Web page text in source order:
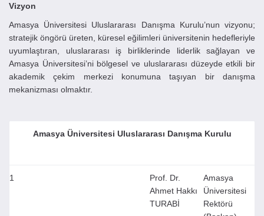
Vizyon
Amasya Üniversitesi Uluslararası Danışma Kurulu’nun vizyonu;
stratejik öngörü üreten, küresel eğilimleri üniversitenin hedefleriyle
uyumlaştıran, uluslararası iş birliklerinde liderlik sağlayan ve
Amasya Üniversitesi’ni bölgesel ve uluslararası düzeyde etkili bir
akademik çekim merkezi konumuna taşıyan bir danışma
mekanizması olmaktır.
Amasya Üniversitesi Uluslararası Danışma Kurulu
1
Prof. Dr.
Ahmet Hakkı
TURABİ
Amasya
Üniversitesi
Rektörü